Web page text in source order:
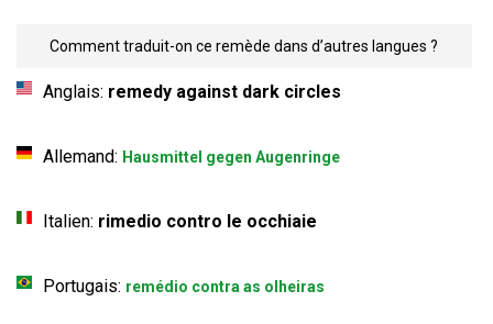
Comment traduit-on ce remède dans d’autres langues ?
Anglais: remedy against dark circles
Allemand: Hausmittel gegen Augenringe
Italien: rimedio contro le occhiaie
Portugais: remédio contra as olheiras